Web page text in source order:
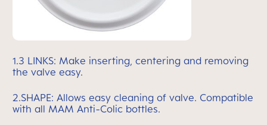
1.3 LINKS: Make inserting, centering and removing
the valve easy.
2.SHAPE: Allows easy cleaning of valve. Compatible
with all MAM Anti-Colic bottles.